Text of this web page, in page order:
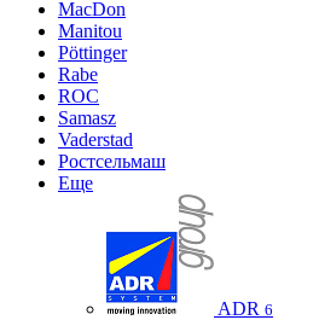
MacDon
Manitou
Pöttinger
Rabe
ROC
Samasz
Vaderstad
Ростсельмаш
Еще
ADR 6